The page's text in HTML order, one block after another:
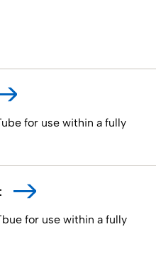
for use within a fully
for use within a fully